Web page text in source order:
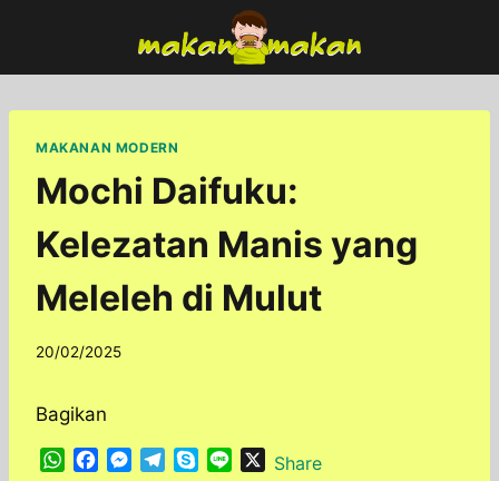
content
MAKANAN MODERN
Mochi Daifuku:
Kelezatan Manis yang
Meleleh di Mulut
By
20/02/2025
Bagikan
W
M
XShare